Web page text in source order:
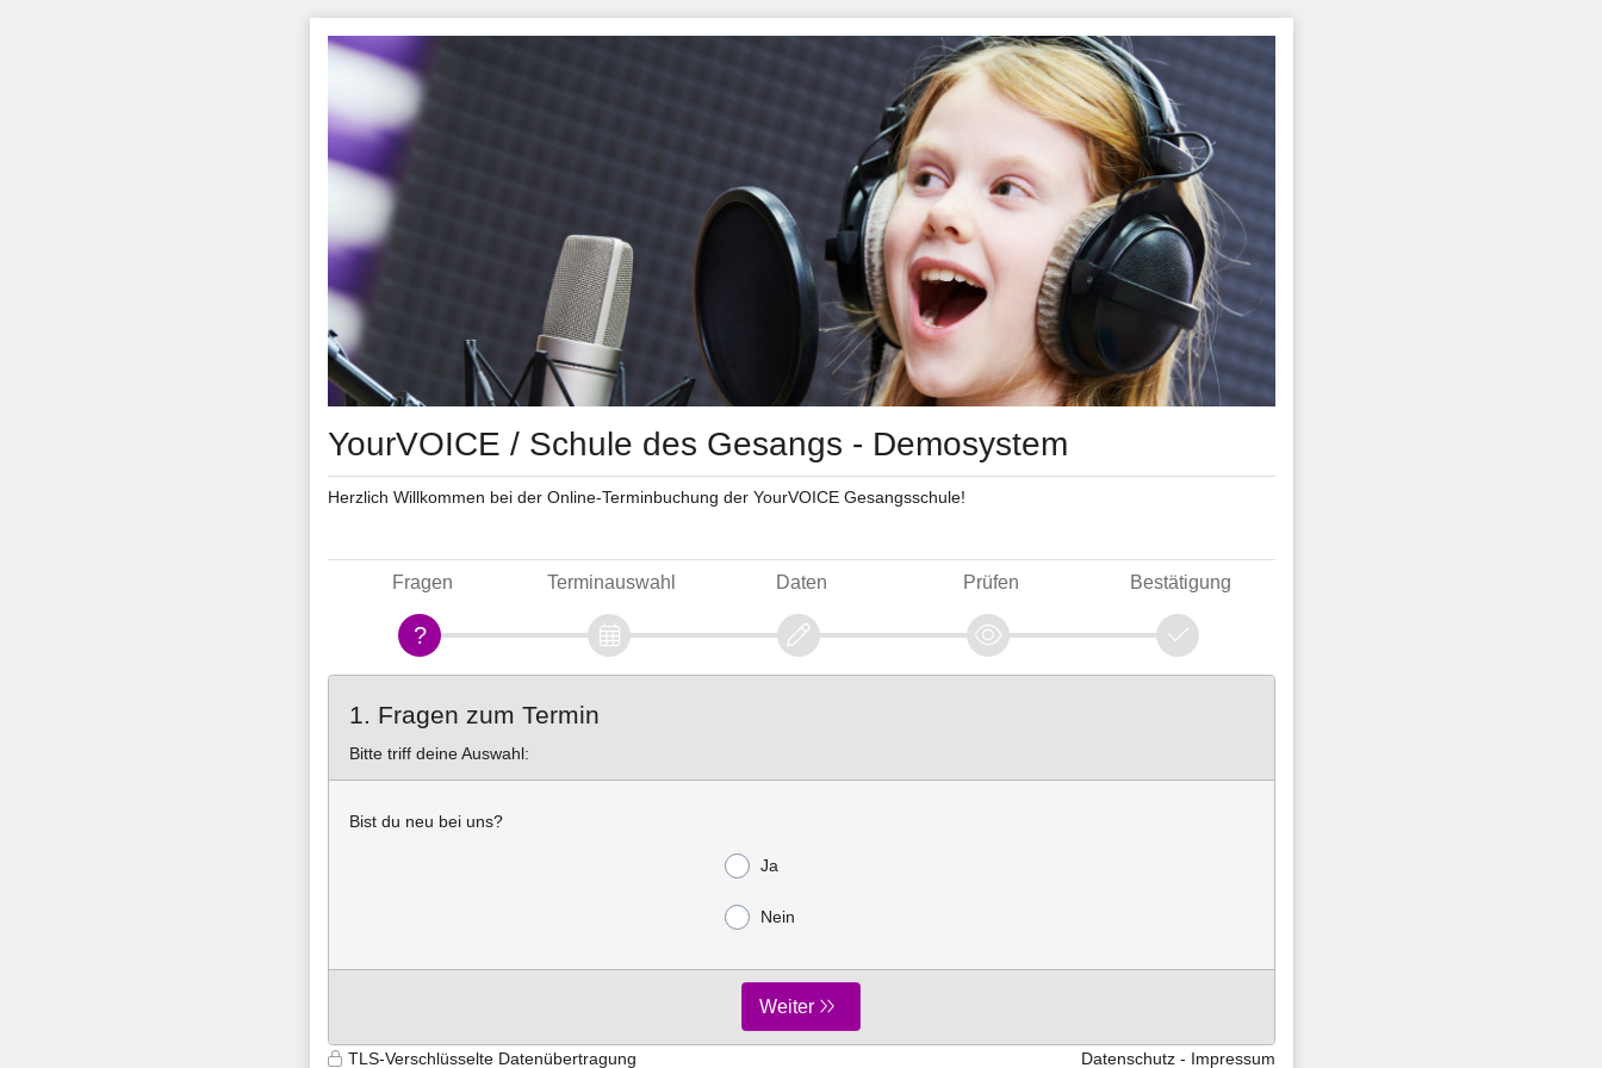
YourVOICE / Schule des Gesangs - Demosystem
Herzlich Willkommen bei der Online-Terminbuchung der YourVOICE Gesangsschule!
Fragen Terminauswahl Daten Prüfen Bestätigung
1. Fragen zum Termin
Bitte triff deine Auswahl:
Bist du neu bei uns?
Ja
Nein
Weiter
TLS-Verschlüsselte Datenübertragung Datenschutz Impressum